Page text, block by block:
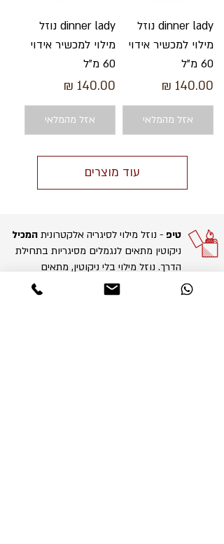
dinner lady נוזל
מילוי למכשיר אידוי
60 מ"ל
מחיר
אזל מהמלאי
dinner lady נוזל
מילוי למכשיר אידוי
60 מ"ל
מחיר
אזל מהמלאי
עוד מוצרים
טיפ - נוזל מילוי לסיגריה אלקטרונית המכיל
ניקוטין מתאים לנגמלים מסיגריות בתחילת
הדרך. נוזל מילוי בלי ניקוטין, מתאים
למעשנים בשלב הסופי בגמילה מסיגריות.